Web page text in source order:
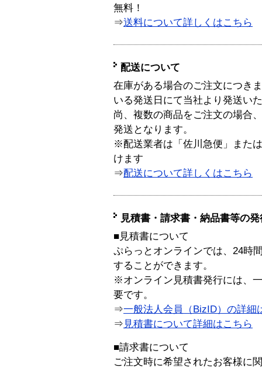
無料！
⇒送料について詳しくはこちら
配送について
在庫がある場合のご注文につき
いる発送日にて当社より発送い
尚、複数の商品をご注文の場合
発送となります。
※配送業者は「佐川急便」また
けます
⇒配送について詳しくはこちら
見積書・請求書・納品書等の
■見積書について
ぷらっとオンラインでは、24時
することができます。
※オンライン見積書発行には、
要です。
⇒一般法人会員（BizID）の詳細
⇒ 見積書について詳細はこちら
■請求書について
ご注文時に希望されたお客様に